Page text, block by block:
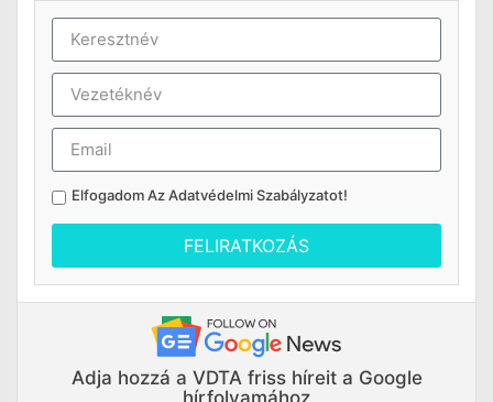
Elfogadom AzAdatvédelmi Szabályzatot!
FELIRATKOZÁS
Adja hozzá a VDTA friss híreit a Google
hírfolyamához